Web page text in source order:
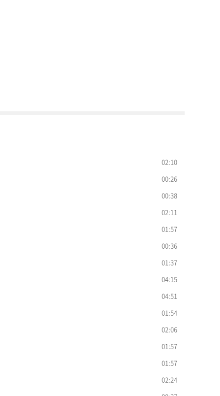
02:10
00:26
00:38
02:11
01:57
00:36
01:37
04:15
04:51
01:54
02:06
01:57
01:57
02:24